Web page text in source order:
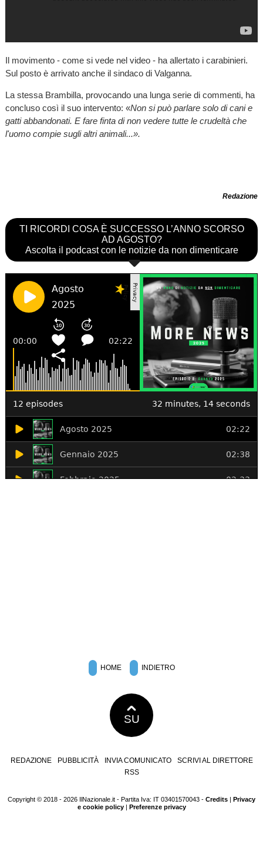
Il movimento - come si vede nel video - ha allertato i carabinieri.
Sul posto è arrivato anche il sindaco di Valganna.
La stessa Brambilla, provocando una lunga serie di commenti, ha
concluso così il suo intervento: «Non si può parlare solo di cani e
gatti abbandonati. E fare finta di non vedere tutte le crudeltà che
l'uomo compie sugli altri animali...».
Redazione
TI RICORDI COSA È SUCCESSO L’ANNO SCORSO
AD AGOSTO?
Ascolta il podcast con le notizie da non dimenticare
HOME INDIETRO
SU
REDAZIONE PUBBLICITÀ INVIA COMUNICATO
SCRIVI AL DIRETTORE
RSS
Copyright © 2018 - 2026 IlNazionale.it - Partita Iva: IT 03401570043 - Credits
Privacy
e cookie policy| Preferenze privacy